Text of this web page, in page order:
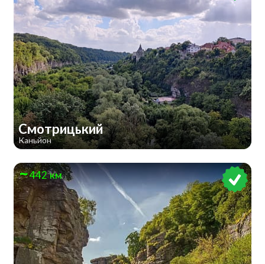
Смотрицький
Каньйон
442 км